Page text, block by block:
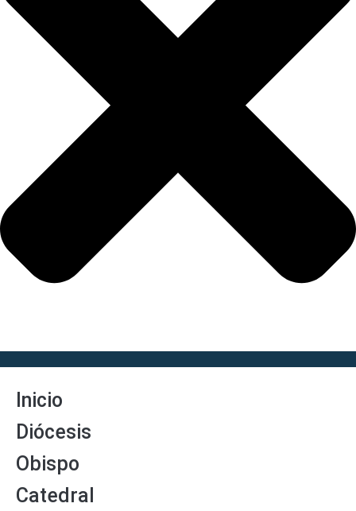
Inicio
Diócesis
Obispo
Catedral